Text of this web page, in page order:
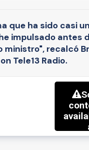
que ha sido casi
impulsado antes
ministro", recalcó
Tele13 Radio.